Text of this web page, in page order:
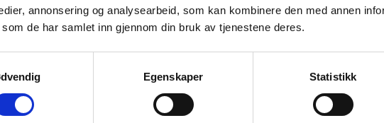
annonsering og analysearbeid, som kan kombinere den med annen
de har samlet inn gjennom din bruk av tjenestene deres.
Egenskaper Statistikk
i god stand kreves riktig vedlikehold. Regelmessig støvsuging,
som å bruke snø til å rense ulltepper, benyttes fortsatt i noen kulturer.